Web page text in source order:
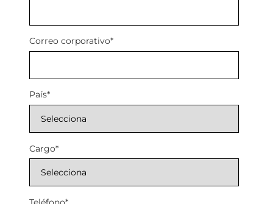
Correo corporativo*
País*
Cargo*